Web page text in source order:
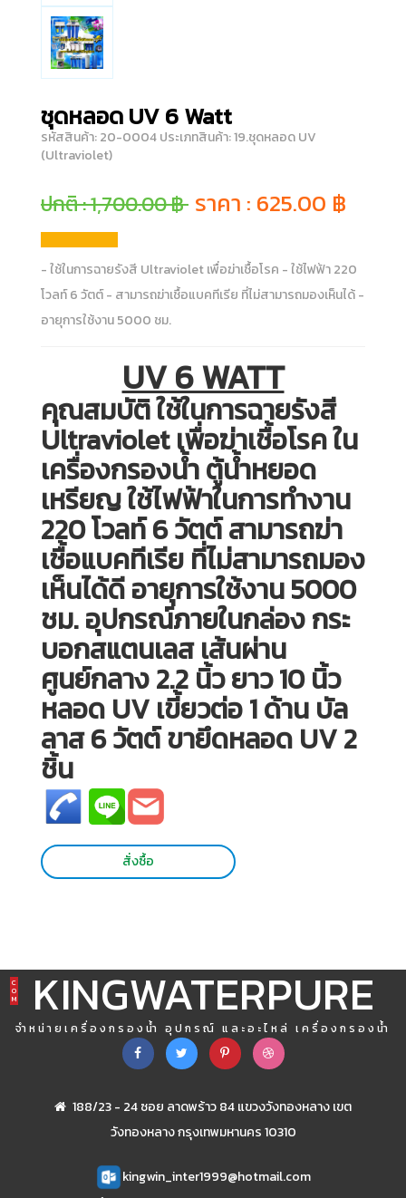
ชุดหลอด UV 6 Watt
รหัสสินค้า: 20-0004ประเภทสินค้า: 19.ชุดหลอด UV
(Ultraviolet)
ปกติ : 1,700.00 ฿ ราคา : 625.00 ฿
- ใช้ในการฉายรังสี Ultraviolet เพื่อฆ่าเชื้อโรค - ใช้ไฟฟ้า 220
โวลท์ 6 วัตต์ - สามารถฆ่าเชื้อแบคทีเรีย ที่ไม่สามารถมองเห็นได้ -
อายุการใช้งาน 5000 ชม.
UV 6 WATT
คุณสมบัติ ใช้ในการฉายรังสี
Ultraviolet เพื่อฆ่าเชื้อโรค ใน
เครื่องกรองน้ำ ตู้น้ำหยอด
เหรียญ ใช้ไฟฟ้าในการทำงาน
220 โวลท์ 6 วัตต์ สามารถฆ่า
เชื้อแบคทีเรีย ที่ไม่สามารถมอง
เห็นได้ดี อายุการใช้งาน 5000
ชม. อุปกรณ์ภายในกล่อง กระ
บอกสแตนเลส เส้นผ่าน
ศูนย์กลาง 2.2 นิ้ว ยาว 10 นิ้ว
หลอด UV เขี้ยวต่อ 1 ด้าน บัล
ลาส 6 วัตต์ ขายึดหลอด UV 2
ชิ้น
สั่งซื้อ
C
O
M KINGWATERPURE
จำหน่ายเครื่องกรองน้ำ อุปกรณ์ และอะไหล่ เครื่องกรองน้ำ
188/23 - 24 ซอย ลาดพร้าว 84 แขวงวังทองหลาง เขต
วังทองหลาง กรุงเทพมหานคร 10310
kingwin_inter1999@hotmail.com